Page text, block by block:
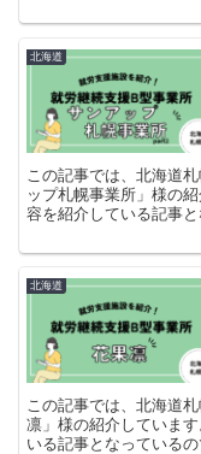
北海道
この記事では、北海道
ップ札幌事業所」様の
容を紹介している記事
北海道
この記事では、北海道
凛」様の紹介していま
いる記事となっている